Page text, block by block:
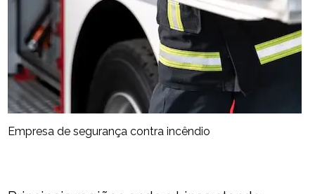
Empresa de segurança contra incêndio